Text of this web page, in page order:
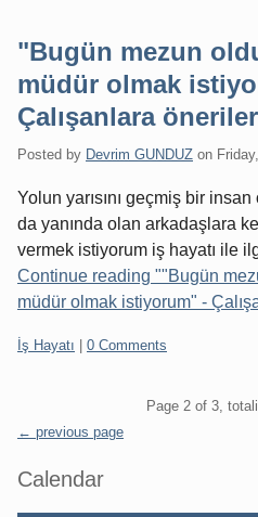
"Bugün mezun
müdür olmak
Çalışanlara
Posted by Devrim GUNDUZ on
Yolun yarısını geçmiş bir
da yanında olan arkadaşlara
vermek istiyorum iş hayatı ile
Continue reading ""Bugün
müdür olmak istiyorum" -
Categories:
İş Hayatı 0 Comments
Page 2 of 3,
← previous page
Sidebar
Calendar